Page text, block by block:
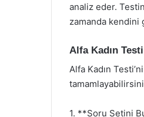
analiz eder.
zamanda kendini
Alfa Kadın
Alfa Kadın
1. **Soru Setini